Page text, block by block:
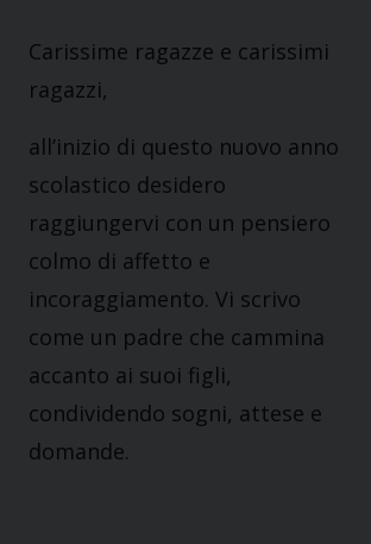
Carissime ragazze e carissimi
ragazzi,
all’inizio di questo nuovo anno
scolastico desidero
raggiungervi con un pensiero
colmo di affetto e
incoraggiamento. Vi scrivo
come un padre che cammina
accanto ai suoi figli,
condividendo sogni, attese e
domande.